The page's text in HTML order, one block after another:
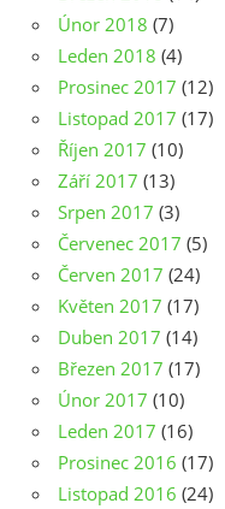
Únor 2018 (7)
Leden 2018 (4)
Prosinec 2017 (12)
Listopad 2017 (17)
Říjen 2017 (10)
Září 2017 (13)
Srpen 2017 (3)
Červenec 2017 (5)
Červen 2017 (24)
Květen 2017 (17)
Duben 2017 (14)
Březen 2017 (17)
Únor 2017 (10)
Leden 2017 (16)
Prosinec 2016 (17)
Listopad 2016 (24)